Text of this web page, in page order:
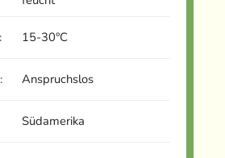
15-30°C
Anspruchslos
Südamerika